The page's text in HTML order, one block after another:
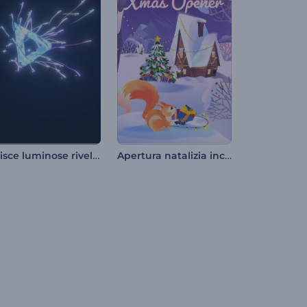
Strisce luminose rivelano il logo Apertura natalizia incantata